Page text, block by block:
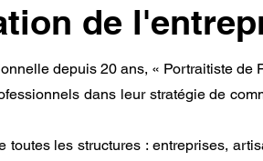
de
depuis 20 ans, « Portraitiste de
dans leur stratégie de
toutes les structures : entreprises,